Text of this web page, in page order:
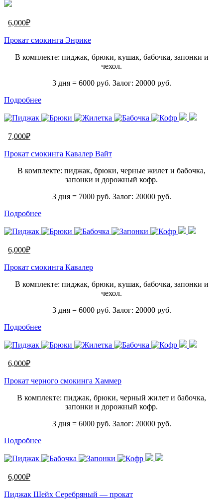
6,000₽
Прокат смокинга Энрике
В комплекте: пиджак, брюки, кушак, бабочка, запонки и
чехол.
3 дня = 6000 руб. Залог: 20000 руб.
Подробнее
7,000₽
Прокат смокинга Кавалер Вайт
В комплекте: пиджак, брюки, черные жилет и бабочка,
запонки и дорожный кофр.
3 дня = 7000 руб. Залог: 20000 руб.
Подробнее
6,000₽
Прокат смокинга Кавалер
В комплекте: пиджак, брюки, кушак, бабочка, запонки и
чехол.
3 дня = 6000 руб. Залог: 20000 руб.
Подробнее
6,000₽
Прокат черного смокинга Хаммер
В комплекте: пиджак, брюки, черный жилет и бабочка,
запонки и дорожный кофр.
3 дня = 6000 руб. Залог: 20000 руб.
Подробнее
6,000₽
Пиджак Шейх Серебряный — прокат